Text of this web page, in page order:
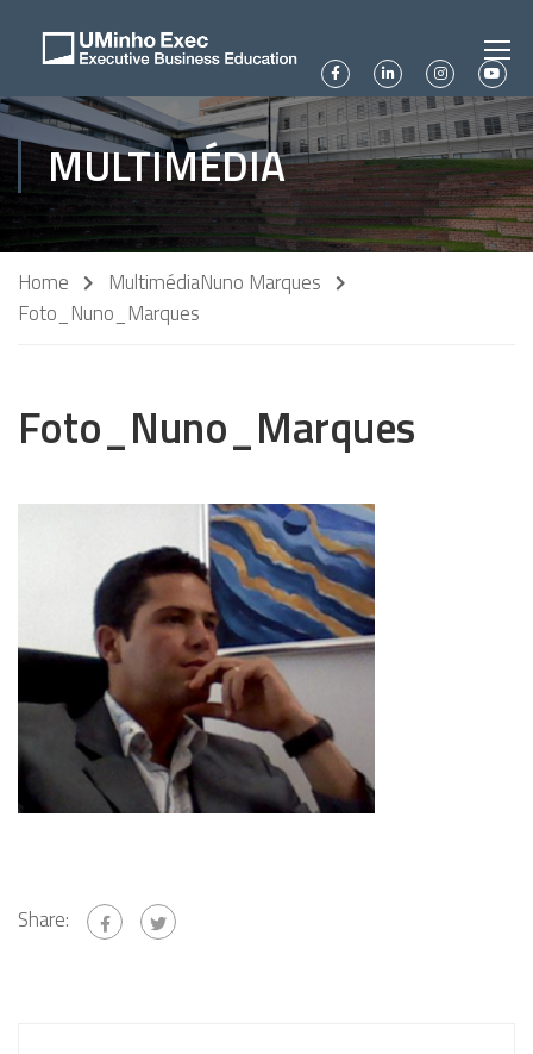
MULTIMÉDIA
Home MultimédiaNuno Marques
Foto_Nuno_Marques
Foto_Nuno_Marques
Share: